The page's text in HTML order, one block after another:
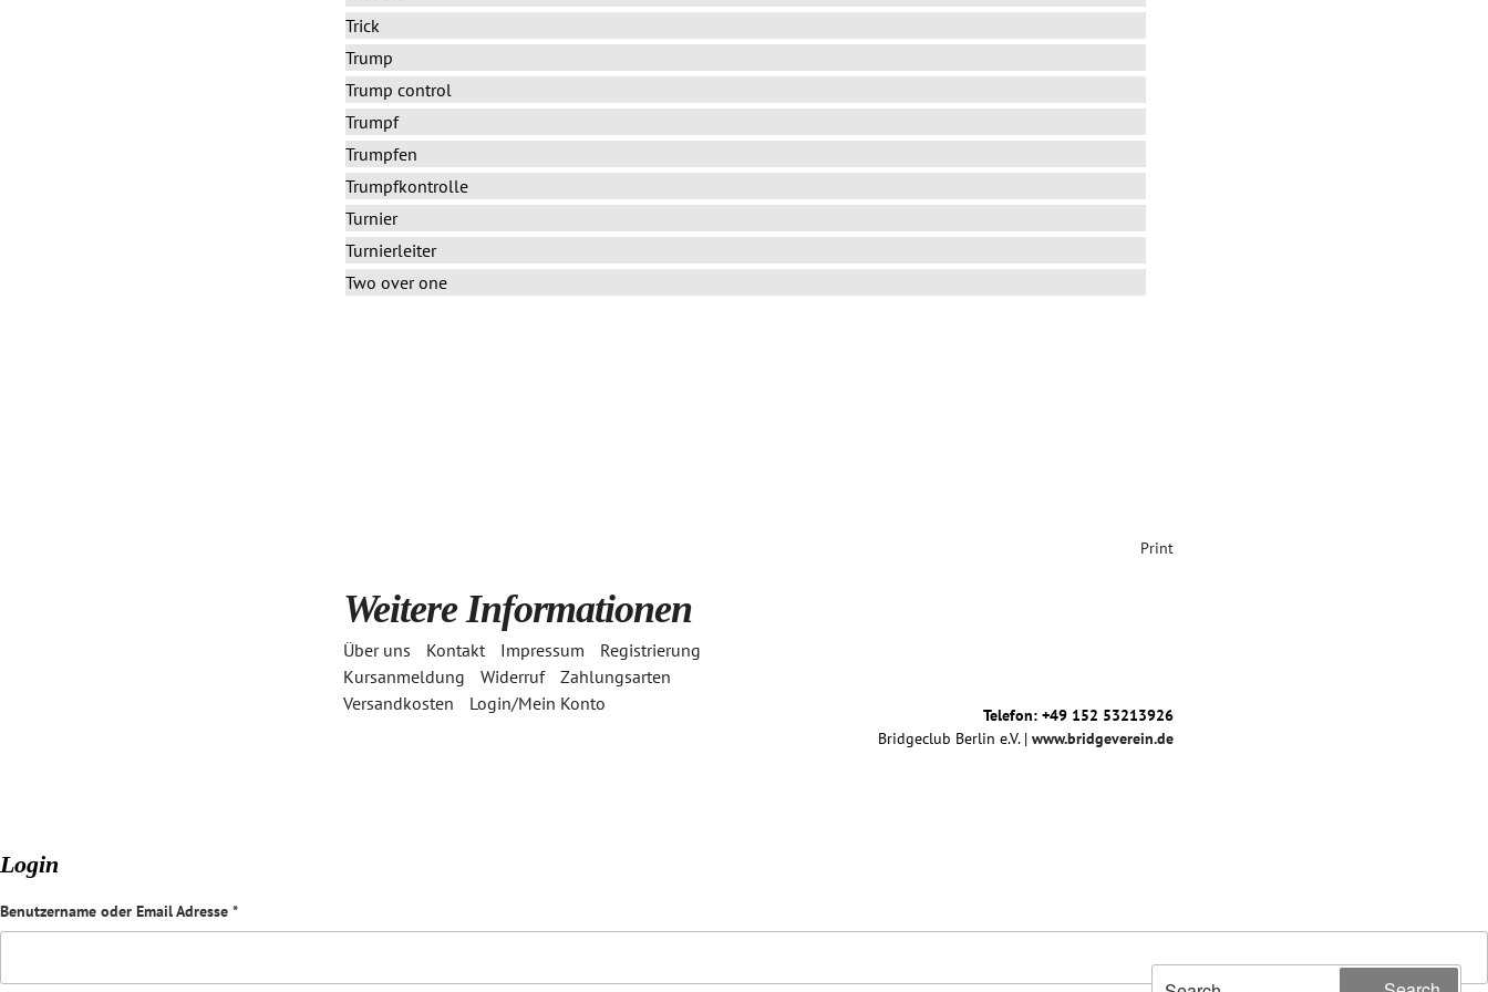
Trick
Trump
Trump control
Trumpf
Trumpfen
Trumpfkontrolle
Turnier
Turnierleiter
Two over one
Weitere Informationen
Über uns Kontakt Impressum
Registrierung
Kursanmeldung
Widerruf
Zahlungsarten
Versandkosten
Login/Mein Konto
Print
Telefon: +49 152 53213926
Bridgeclub Berlin e.V. | www.bridgeverein.de
Login
Benutzername oder Email Adresse *